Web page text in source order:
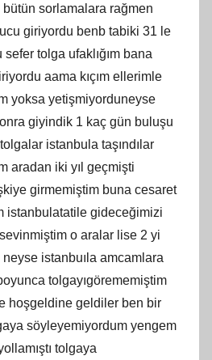
bütün sorlamalara rağmen
giriyordu benb tabiki 31 le
tolga ufaklığım bana
aama kıçım ellerimle
yoksa yetişmiyorduneyse
giyindik 1 kaç gün buluşu
istanbula taşındılar
aradan iki yıl geçmişti
girmemiştim buna cesaret
istanbulatatile gideceğimizi
o aralar lise 2 yi
istanbuıla amcamlara
tolgayıgörememiştim
hoşgeldine geldiler ben bir
söyleyemiyordum yengem
tolgaya